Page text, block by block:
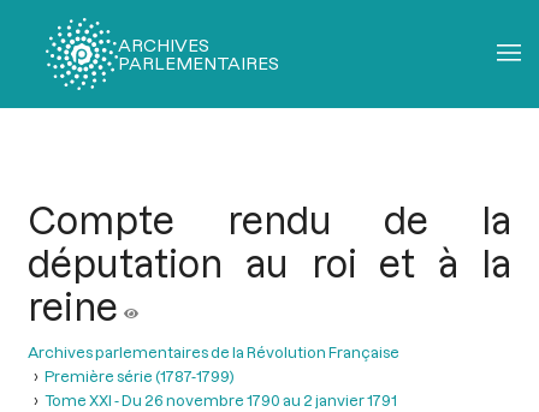
ARCHIVES
PARLEMENTAIRES
Compte rendu de la
députation au roi et à la
reine
Archives parlementaires de la Révolution Française
Première série (1787-1799)
Tome XXI - Du 26 novembre 1790 au 2 janvier 1791